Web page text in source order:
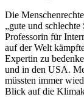
Die
„gute und
Professorin für
auf der Welt
Expertin zu
und in den USA.
müssten immer
Blick auf die